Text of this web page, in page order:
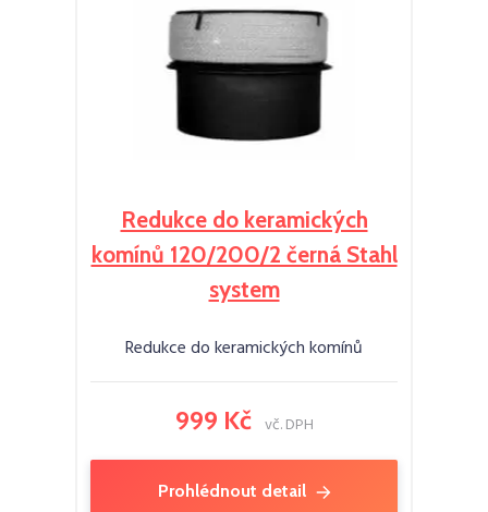
Redukce do keramických
komínů 120/200/2 černá Stahl
system
Redukce do keramických komínů
999 Kč vč. DPH
Prohlédnout detail